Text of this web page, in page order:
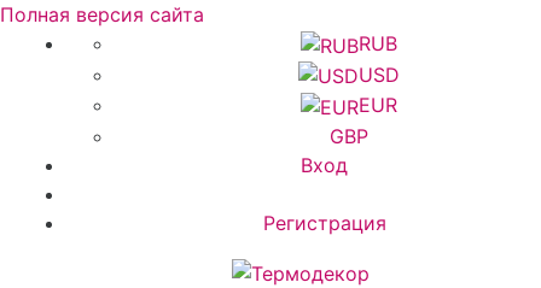
Полная версия сайта
RUB
USD
EUR
GBP
Вход
Регистрация